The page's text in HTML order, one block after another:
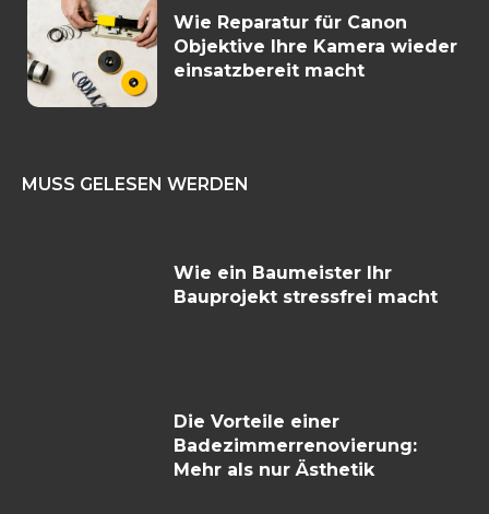
Wie Reparatur für Canon
Objektive Ihre Kamera wieder
einsatzbereit macht
MUSS GELESEN WERDEN
Wie ein Baumeister Ihr
Bauprojekt stressfrei macht
Die Vorteile einer
Badezimmerrenovierung:
Mehr als nur Ästhetik